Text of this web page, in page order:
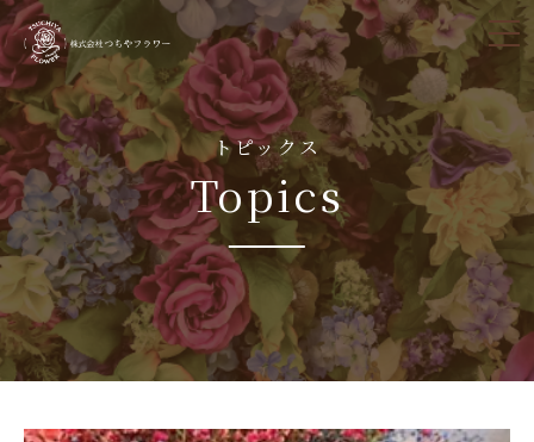
トピックス
Topics